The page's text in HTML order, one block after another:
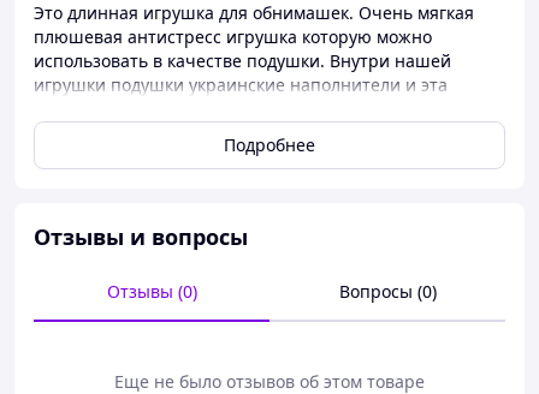
Это длинная игрушка для обнимашек. Очень мягкая
плюшевая антистресс игрушка которую можно
использовать в качестве подушки. Внутри нашей
игрушки подушки украинские наполнители и эта
гипоаллергенна. Буря положительных эмоций от такой
игрушки подушки снабжена. Безопасность – игрушки
Размер игрушки: 30см
Цвета: бежевый
На фото:30см,40см,50см,70см,90,110см
Состав: плюш 100%
Подробнее
Отзывы и вопросы
Отзывы (0) Вопросы (0)
Еще не было отзывов об этом товаре